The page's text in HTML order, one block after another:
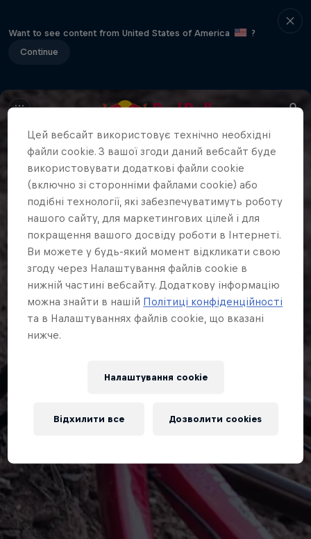
Want to see content from United States of America
?
Continue
Цей вебсайт використовує технічно необхідні
файли cookie. З вашої згоди даний вебсайт буде
використовувати додаткові файли cookie
(включно зі сторонніми файлами cookie) або
подібні технології, які забезпечуватимуть роботу
нашого сайту, для маркетингових цілей і для
покращення вашого досвіду роботи в Інтернеті.
Ви можете у будь-який момент відкликати свою
згоду через Налаштування файлів cookie в
нижній частині вебсайту. Додаткову інформацію
можна знайти в нашій Політиці конфіденційності
та в Налаштуваннях файлів cookie, що вказані
нижче.
Налаштування cookie
Відхилити все Дозволити cookies